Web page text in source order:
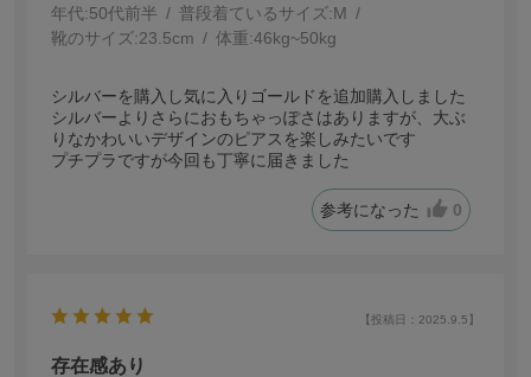
年代:50代前半 普段着ているサイズ:M
靴のサイズ:23.5cm 体重:46kg~50kg
シルバーを購入し気に入りゴールドを追加購入しました
シルバーよりさらにおもちゃっぽさはありますが、大ぶ
りなかわいいデザインのピアスを楽しみたいです
プチプラですが今回も丁寧に届きました
参考になった 0
【投稿日：2025.9.5】
存在感あり